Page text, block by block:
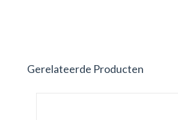
Gerelateerde Producten